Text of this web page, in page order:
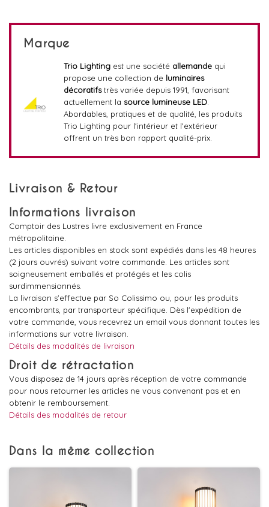
Marque
Trio Lighting est une société allemandequi
propose une collection de luminaires
décoratifstrès variée depuis 1991, favorisant
actuellement la source lumineuse LED.
Abordables, pratiques et de qualité, les produits
Trio Lighting pour l'intérieur et l'extérieur
offrent un très bon rapport qualité-prix.
Livraison & Retour
Informations livraison
Comptoir des Lustres livre exclusivement en France
métropolitaine.
Les articles disponibles en stock sont expédiés dans les 48 heures
(2 jours ouvrés) suivant votre commande. Les articles sont
soigneusement emballés et protégés et les colis
surdimmensionnés.
La livraison s'effectue par So Colissimo ou, pour les produits
encombrants, par transporteur spécifique. Dès l'expédition de
votre commande, vous recevrez un email vous donnant toutes les
informations sur votre livraison.
Détails des modalités de livraison
Droit de rétractation
Vous disposez de 14 jours après réception de votre commande
pour nous retourner les articles ne vous convenant pas et en
obtenir le remboursement.
Détails des modalités de retour
Dans la même collection